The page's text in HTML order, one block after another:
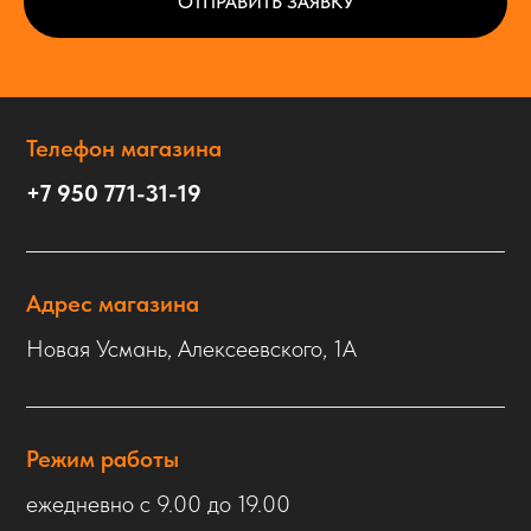
Телефон магазина
+7 950 771-31-19
Адрес магазина
Новая Усмань, Алексеевского, 1А
Режим работы
ежедневно с 9.00 до 19.00